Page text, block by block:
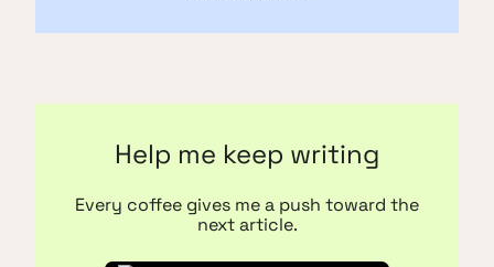
Help me keep writing
Every coffee gives me a push toward the
next article.